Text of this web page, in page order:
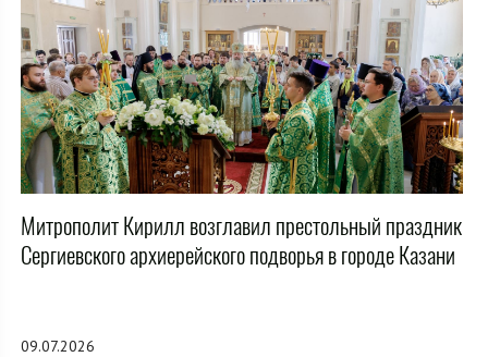
Митрополит Кирилл возглавил престольный праздник
Сергиевского архиерейского подворья в городе Казани
09.07.2026